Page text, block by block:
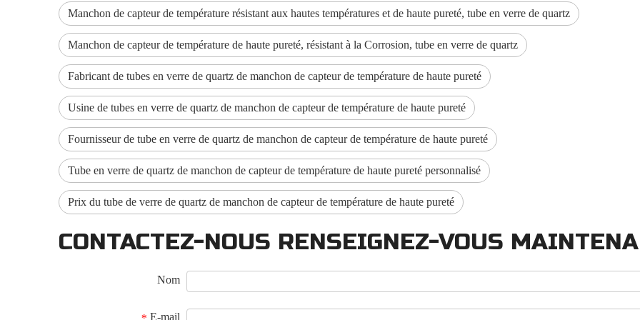
Manchon de capteur de température résistant aux hautes températures et de haute pureté, tube en verre de quartz
Manchon de capteur de température de haute pureté, résistant à la Corrosion, tube en verre de quartz
Fabricant de tubes en verre de quartz de manchon de capteur de température de haute pureté
Usine de tubes en verre de quartz de manchon de capteur de température de haute pureté
Fournisseur de tube en verre de quartz de manchon de capteur de température de haute pureté
Tube en verre de quartz de manchon de capteur de température de haute pureté personnalisé
Prix ​​du tube de verre de quartz de manchon de capteur de température de haute pureté
CONTACTEZ-NOUS RENSEIGNEZ-VOUS
Nom
E-mail